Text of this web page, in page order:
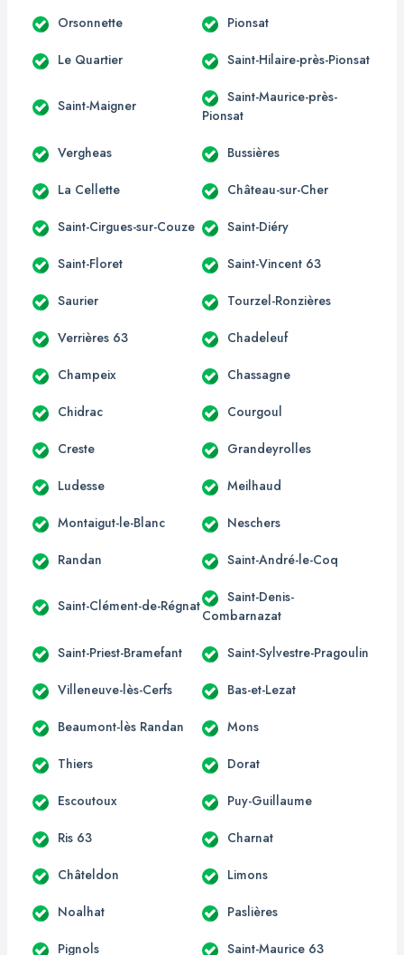
Orsonnette Pionsat
Le Quartier Saint-Hilaire-près-Pionsat
Saint-Maigner
Saint-Maurice-près-
Pionsat
Vergheas Bussières
La Cellette Château-sur-Cher
Saint-Cirgues-sur-Couze Saint-Diéry
Saint-Floret Saint-Vincent 63
Saurier Tourzel-Ronzières
Verrières 63 Chadeleuf
Champeix Chassagne
Chidrac Courgoul
Creste Grandeyrolles
Ludesse Meilhaud
Montaigut-le-Blanc Neschers
Randan Saint-André-le-Coq
Saint-Clément-de-Régnat
Saint-Denis-
Combarnazat
Saint-Priest-Bramefant Saint-Sylvestre-Pragoulin
Villeneuve-lès-Cerfs Bas-et-Lezat
Beaumont-lès Randan Mons
Thiers Dorat
Escoutoux Puy-Guillaume
Ris 63 Charnat
Châteldon Limons
Noalhat Paslières
Pignols Saint-Maurice 63